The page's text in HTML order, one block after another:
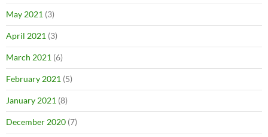
May 2021 (3)
April 2021 (3)
March 2021 (6)
February 2021 (5)
January 2021 (8)
December 2020 (7)